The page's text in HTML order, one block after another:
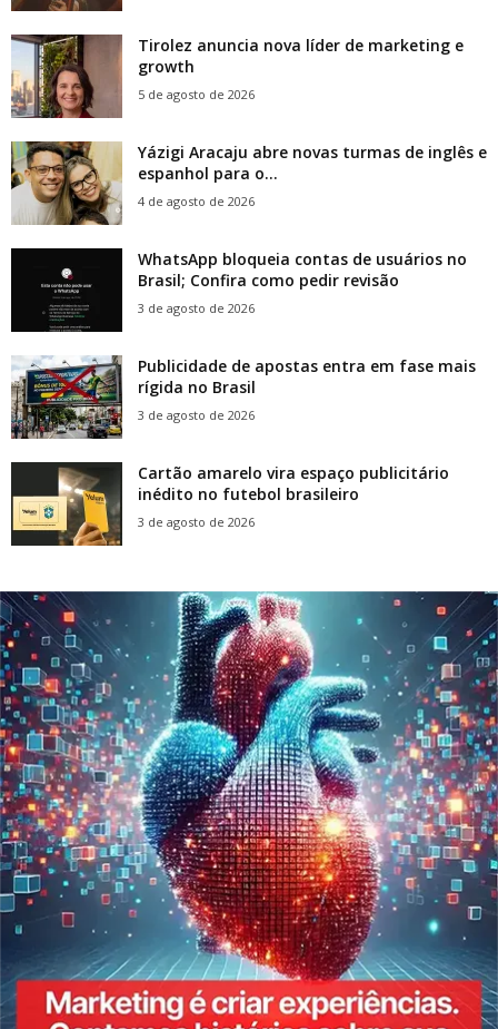
Tirolez anuncia nova líder de marketing e
growth
5 de agosto de 2026
Yázigi Aracaju abre novas turmas de inglês e
espanhol para o...
4 de agosto de 2026
WhatsApp bloqueia contas de usuários no
Brasil; Confira como pedir revisão
3 de agosto de 2026
Publicidade de apostas entra em fase mais
rígida no Brasil
3 de agosto de 2026
Cartão amarelo vira espaço publicitário
inédito no futebol brasileiro
3 de agosto de 2026